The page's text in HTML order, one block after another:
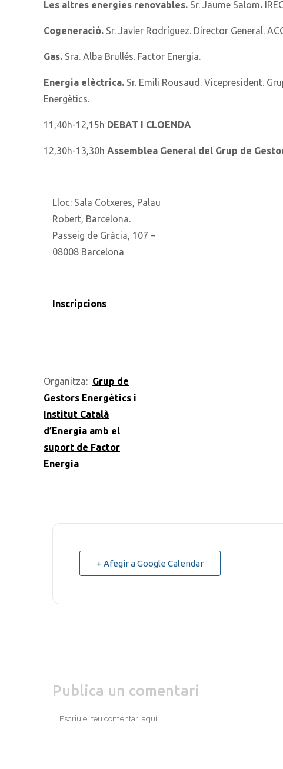
Les altres energies renovables. Sr. Jaume Salom.
Cogeneració. Sr. Javier Rodríguez. Director General.
Gas. Sra. Alba Brullés. Factor Energia.
Energia elèctrica. Sr. Emili Rousaud. Vicepresident.
Energètics.
11,40h-12,15h DEBAT I CLOENDA
12,30h-13,30h Assemblea General del Grup de
Lloc: Sala Cotxeres, Palau
Robert, Barcelona.
Passeig de Gràcia, 107 –
08008 Barcelona
Inscripcions
Organitza: Grup de
Gestors Energètics i
Institut Català
d’Energia amb el
suport de Factor
Energia
+ Afegir a Google Calendar
Publica un comentari